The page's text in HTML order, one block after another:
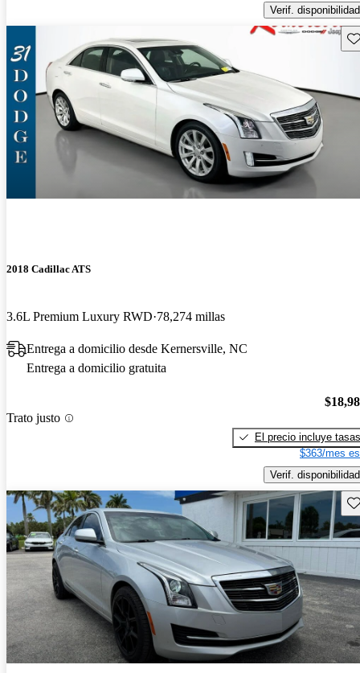
Verif. disponibilidad
2018 Cadillac ATS
3.6L Premium Luxury RWD 78,274 millas
Entrega a domicilio desde Kernersville, NC
Entrega a domicilio gratuita
Trato justo
El precio incluye tasas
$363/mes
Verif. disponibilidad